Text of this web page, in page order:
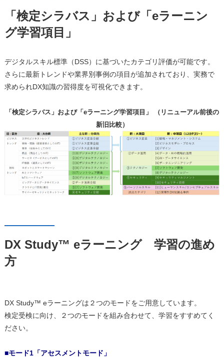
「検定シラバス」および「eラーニン
グ学習項目」
デジタルスキル標準（DSS）に基づいたカテゴリ評価が可能です。
さらに最新トレンドや業界別事例の項目が追加されており、実務で
求められDX知識の習得度を可視化できます。
「検定シラバス」および「eラーニング学習項目」 （リニューアル前後の
新旧比較）
DX Study™ eラーニング 学習の進め
方
DX Study™ eラーニングは２つのモードをご用意しています。
検定受検に向け、２つのモードを組み合わせて、学習をすすめてく
ださい。
■モード1「アセスメントモード」